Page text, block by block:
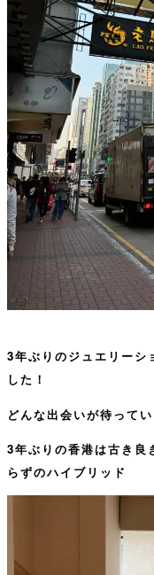
3年ぶりのジュエリーシ
した！
どんな出会いが待ってい
3年ぶりの香港は古き良
らずのハイブリッド